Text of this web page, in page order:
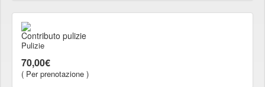
Contributo pulizie
Pulizie
70,00€
( Per prenotazione )